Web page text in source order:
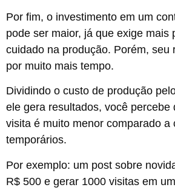
Por fim, o investimento em um
pode ser maior, já que exige mais
cuidado na produção. Porém, seu
por muito mais tempo.
Dividindo o custo de produção
ele gera resultados, você percebe
visita é muito menor comparado a
temporários.
Por exemplo: um post sobre
R$ 500 e gerar 1000 visitas em